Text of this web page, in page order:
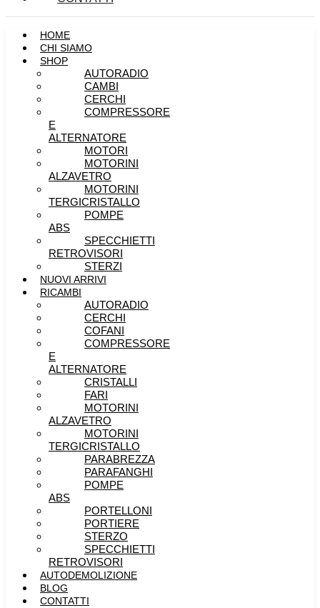
HOME
CHI SIAMO
SHOP
AUTORADIO
CAMBI
CERCHI
COMPRESSORE
E
ALTERNATORE
MOTORI
MOTORINI
ALZAVETRO
MOTORINI
TERGICRISTALLO
POMPE
ABS
SPECCHIETTI
RETROVISORI
STERZI
NUOVI ARRIVI
RICAMBI
AUTORADIO
CERCHI
COFANI
COMPRESSORE
E
ALTERNATORE
CRISTALLI
FARI
MOTORINI
ALZAVETRO
MOTORINI
TERGICRISTALLO
PARABREZZA
PARAFANGHI
POMPE
ABS
PORTELLONI
PORTIERE
STERZO
SPECCHIETTI
RETROVISORI
AUTODEMOLIZIONE
BLOG
CONTATTI